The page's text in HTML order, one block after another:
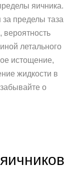
яичника.
за пределы таза
вероятность
летального
истощение,
жидкости в
о